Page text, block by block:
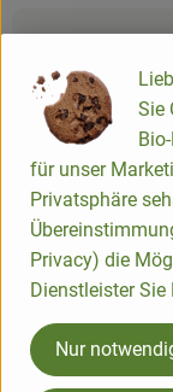
Herkunft
Hersteller:
DV
Voelkel GmbH
Sie
für unser
Privatsphäre
Privacy) die
Dienstleister Sie
Nur